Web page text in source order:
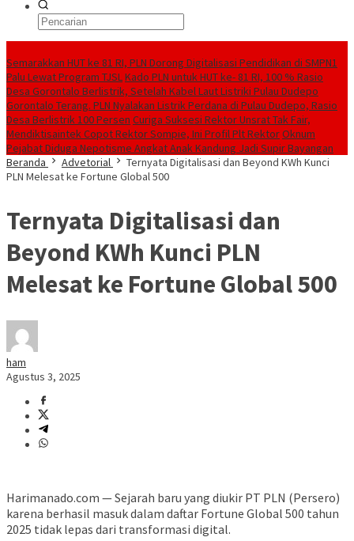
Semarakkan HUT ke 81 RI, PLN Dorong Digitalisasi Pendidikan di SMPN1
Palu Lewat Program TJSLKado PLN untuk HUT ke- 81 RI, 100 % Rasio
Desa Gorontalo Berlistrik, Setelah Kabel Laut Listriki Pulau Dudepo
Gorontalo Terang. PLN Nyalakan Listrik Perdana di Pulau Dudepo, Rasio
Desa Berlistrik 100 Persen Curiga Suksesi Rektor Unsrat Tak Fair,
Mendiktisaintek Copot Rektor Sompie, Ini Profil Plt RektorOknum
Pejabat Diduga Nepotisme Angkat Anak Kandung Jadi Supir Bayangan
Beranda
Advetorial
Ternyata Digitalisasi dan Beyond KWh Kunci
PLN Melesat ke Fortune Global 500
Ternyata Digitalisasi dan
Beyond KWh Kunci PLN
Melesat ke Fortune Global 500
ham
Agustus 3, 2025
Harimanado.com — Sejarah baru yang diukir PT PLN (Persero)
karena berhasil masuk dalam daftar Fortune Global 500 tahun
2025 tidak lepas dari transformasi digital.